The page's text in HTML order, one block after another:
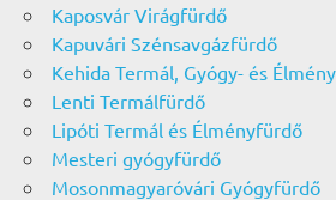
Kaposvár Virágfürdő
Kapuvári Szénsavgázfürdő
Kehida Termál, Gyógy- és
Lenti Termálfürdő
Lipóti Termál és Élményfürdő
Mesteri gyógyfürdő
Mosonmagyaróvári Gyógyfürdő